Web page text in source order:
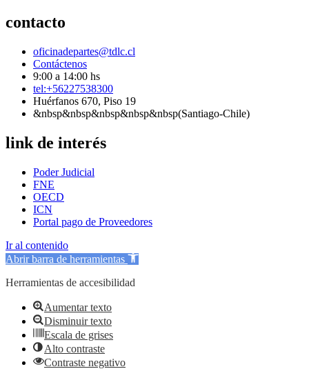
contacto
oficinadepartes@tdlc.cl
Contáctenos
9:00 a 14:00 hs
tel:+56227538300
Huérfanos 670, Piso 19
&nbsp&nbsp&nbsp&nbsp&nbsp(Santiago-Chile)
link de interés
Poder Judicial
FNE
OECD
ICN
Portal pago de Proveedores
Ir al contenido
Abrir barra de herramientas
Herramientas de accesibilidad
Aumentar texto
Disminuir texto
Escala de grises
Alto contraste
Contraste negativo